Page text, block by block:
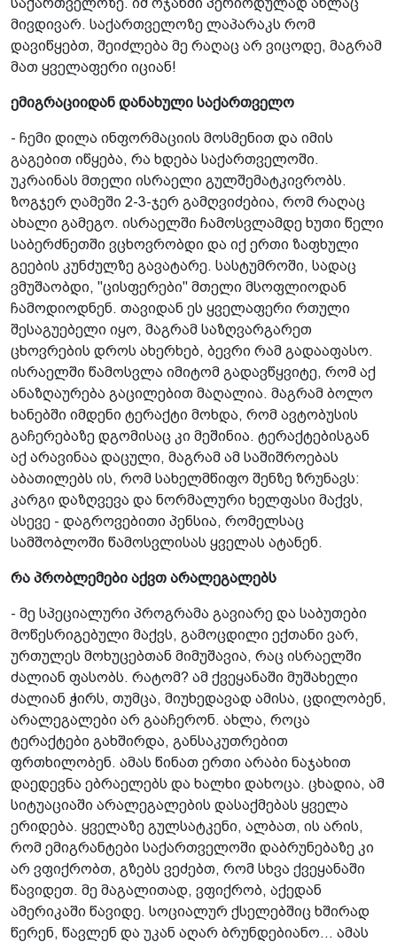
საქართველოზე. იმ ოჯახში პერიოდულად ახლაც
მივდივარ. საქართველოზე ლაპარაკს რომ
დავიწყებთ, შეიძლება მე რაღაც არ ვიცოდე, მაგრამ
მათ ყველაფერი იციან!
ემიგრაციიდან დანახული საქართველო
- ჩემი დილა ინფორმაციის მოსმენით და იმის
გაგებით იწყება, რა ხდება საქართველოში.
უკრაინას მთელი ისრაელი გულშემატკივრობს.
ზოგჯერ ღამეში 2-3-ჯერ გამღვიძებია, რომ რაღაც
ახალი გამეგო. ისრაელში ჩამოსვლამდე ხუთი წელი
საბერძნეთში ვცხოვრობდი და იქ ერთი ზაფხული
გეების კუნძულზე გავატარე. სასტუმროში, სადაც
ვმუშაობდი, "ცისფერები" მთელი მსოფლიოდან
ჩამოდიოდნენ. თავიდან ეს ყველაფერი რთული
შესაგუებელი იყო, მაგრამ საზღვარგარეთ
ცხოვრების დროს ახერხებ, ბევრი რამ გადააფასო.
ისრაელში წამოსვლა იმიტომ გადავწყვიტე, რომ აქ
ანაზღაურება გაცილებით მაღალია. მაგრამ ბოლო
ხანებში იმდენი ტერაქტი მოხდა, რომ ავტობუსის
გაჩერებაზე დგომისაც კი მეშინია. ტერაქტებისგან
აქ არავინაა დაცული, მაგრამ ამ საშიშროებას
აბათილებს ის, რომ სახელმწიფო შენზე ზრუნავს:
კარგი დაზღვევა და ნორმალური ხელფასი მაქვს,
ასევე - დაგროვებითი პენსია, რომელსაც
სამშობლოში წამოსვლისას ყველას ატანენ.
რა პრობლემები აქვთ არალეგალებს
- მე სპეციალური პროგრამა გავიარე და საბუთები
მოწესრიგებული მაქვს, გამოცდილი ექთანი ვარ,
ურთულეს მოხუცებთან მიმუშავია, რაც ისრაელში
ძალიან ფასობს. რატომ? ამ ქვეყანაში მუშახელი
ძალიან ჭირს, თუმცა, მიუხედავად ამისა, ცდილობენ,
არალეგალები არ გააჩერონ. ახლა, როცა
ტერაქტები გახშირდა, განსაკუთრებით
ფრთხილობენ. ამას წინათ ერთი არაბი ნაჯახით
დაედევნა ებრაელებს და ხალხი დახოცა. ცხადია, ამ
სიტუაციაში არალეგალების დასაქმებას ყველა
ერიდება. ყველაზე გულსატკენი, ალბათ, ის არის,
რომ ემიგრანტები საქართველოში დაბრუნებაზე კი
არ ვფიქრობთ, გზებს ვეძებთ, რომ სხვა ქვეყანაში
წავიდეთ. მე მაგალითად, ვფიქრობ, აქედან
ამერიკაში წავიდე. სოციალურ ქსელებშიც ხშირად
წერენ, წავლენ და უკან აღარ ბრუნდებიანო... ამას